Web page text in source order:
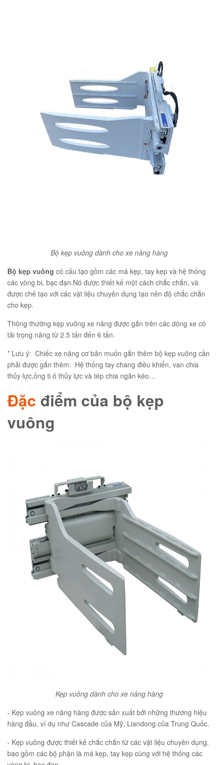
Bộ kẹp vuông dành cho xe nâng hàng
Bộ kẹp vuông có cấu tạo gồm các má kẹp, tay kẹp và hệ thống
các vòng bi, bạc đạn.Nó được thiết kế một cách chắc chắn, và
được chế tạo với các vật liệu chuyên dụng tạo nên độ chắc chắn
cho kẹp.
Thông thường kẹp vuông xe nâng được gắn trên các dòng xe có
tải trọng nâng từ 2.5 tấn đến 6 tấn.
* Lưu ý: Chiếc xe nâng cơ bản muốn gắn thêm bộ kẹp vuông cần
phải được gắn thêm: Hệ thống tay chang điều khiển, van chia
thủy lực,ống ti ô thủy lực và tép chia ngăn kéo…
Đặc điểm của bộ kẹp
vuông
Kẹp vuông dành cho xe nâng hàng
- Kẹp vuông xe nâng hàng được sản xuất bởi những thương hiệu
hàng đầu, ví dụ như Cascade của Mỹ, Liandong của Trung Quốc.
- Kẹp vuông được thiết kế chắc chắn từ các vật liệu chuyên dụng,
bao gồm các bộ phận là má kẹp, tay kẹp cùng với hệ thống các